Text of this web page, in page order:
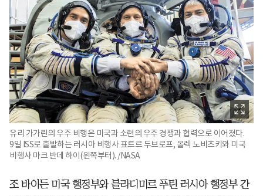
유리 가가린의 우주 비행은 미국과 소련의 우주 경쟁과 협력으로 이어졌다.
9일 ISS로 출발하는 러시아 비행사 표트르 두브로프, 올렉 노비츠키와 미국
비행사 마크 반데 하이(왼쪽부터). /NASA
조 바이든 미국 행정부와 블라디미르 푸틴 러시아 행정부 간